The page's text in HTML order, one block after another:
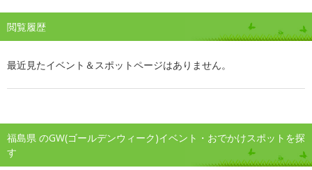
閲覧履歴
最近見たイベント＆スポットページはありません。
福島県 のGW(ゴールデンウィーク)イベント・おでかけスポットを探
す